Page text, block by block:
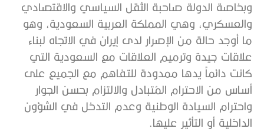
وبخاصة الدولة صاحبة الثقل السياسي والاقتصادي
والعسكري، وهي المملكة العربية السعودية، وهو
ما أوجد حالة من الإصرار لدى إيران في الاتجاه لبناء
علاقات جيدة وترميم العلاقات مع السعودية التي
كانت دائماً يدها ممدودة للتفاهم مع الجميع على
أساس من الاحترام المُتبادل والالتزام بحسن الجوار
واحترام السيادة الوطنية وعدم التدخل في الشؤون
الداخلية أو التأثير عليها.